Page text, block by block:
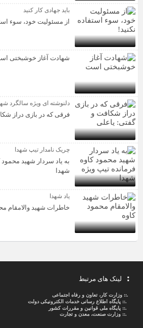
باید جهادی کار کنید
از مسئولیت خود، سوء
شهادت آغاز خوشبختی
دلنوشته ای ویژه سالگرد
فرقی که در بازی دراز
چریک نامدار تیپ شهدا
به یاد سردار شهید محمود
شهدا
یاد شهدا
خاطرات شهید والامقام
لینک های مرتبط
.::وزارت کار، تعاون و رفاه اجتماعی
.::پایگاه اطلاع رسانی خدمات الکترونیکی دولت
.::پایگاه ملی قوانین و مقررات کشور
.:: وزارت صنعت، معدن و تجارت